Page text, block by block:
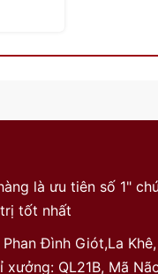
là ưu tiên số 1"
tốt nhất
Đình Giót,La
QL21B, Mã